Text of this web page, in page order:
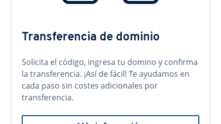
Transferencia de dominio
Solicita el código, ingresa tu domino y confirma
la transferencia. ¡Así de fácil! Te ayudamos en
cada paso sin costes adicionales por
transferencia.